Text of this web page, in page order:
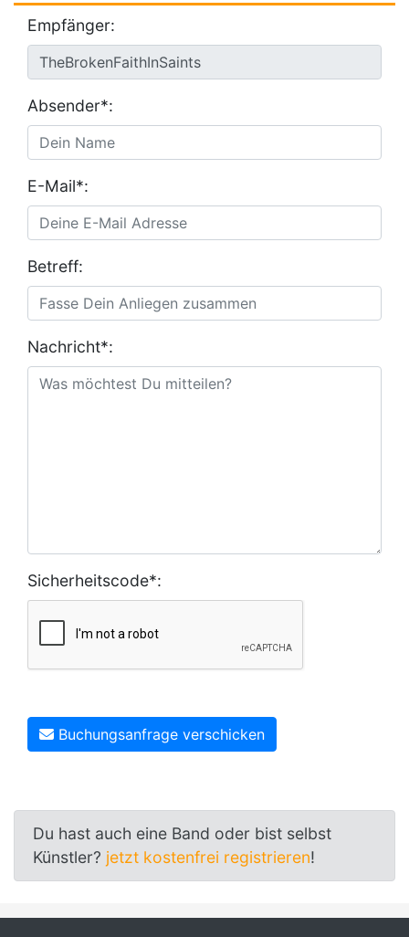
Empfänger:
Absender*:
E-Mail*:
Betreff:
Nachricht*:
Sicherheitscode*:
Buchungsanfrage verschicken
Du hast auch eine Band oder bist selbst
Künstler? jetzt kostenfrei registrieren!